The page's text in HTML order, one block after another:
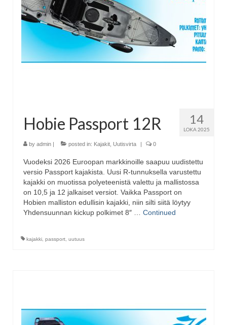
14
LOKA 2025
Hobie Passport 12R
by admin | posted in: Kajakit Uutisvirta | 0
Vuodeksi 2026 Euroopan markkinoille saapuu uudistettu
versio Passport kajakista. Uusi R-tunnuksella varustettu
kajakki on muotissa polyeteenistä valettu ja mallistossa
on 10,5 ja 12 jalkaiset versiot. Vaikka Passport on
Hobien malliston edullisin kajakki, niin silti siitä löytyy
Yhdensuunnan kickup polkimet 8″ … Continued
kajakki passport uutuus